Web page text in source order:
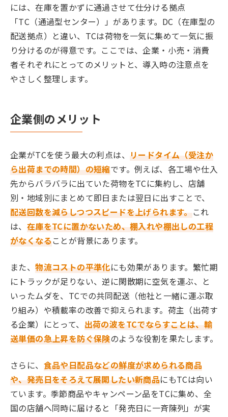
には、在庫を置かずに通過させて仕分ける拠点
「TC（通過型センター）」があります。DC（在庫型の
配送拠点）と違い、TCは荷物を一気に集めて一気に振
り分けるのが得意です。ここでは、企業・小売・消費
者それぞれにとってのメリットと、導入時の注意点を
やさしく整理します。
企業側のメリット
企業がTCを使う最大の利点は、 リードタイム（受注か
ら出荷までの時間）の短縮です。例えば、各工場や仕入
先からバラバラに出ていた荷物をTCに集約し、店舗
別・地域別にまとめて即日または翌日に出すことで、
配送回数を減らしつつスピードを上げられます。これ
は、 在庫をTCに置かないため、棚入れや棚出しの工程
がなくなることが背景にあります。
また、物流コストの平準化にも効果があります。繁忙期
にトラックが足りない、逆に閑散期に空気を運ぶ、と
いったムダを、TCでの共同配送（他社と一緒に運ぶ取
り組み）や積載率の改善で抑えられます。荷主（出荷す
る企業）にとって、 出荷の波をTCでならすことは、輸
送単価の急上昇を防ぐ保険のような役割を果たします。
さらに、 食品や日配品などの鮮度が求められる商品
や、発売日をそろえて展開したい新商品にもTCは向い
ています。季節商品やキャンペーン品をTCに集め、全
国の店舗へ同時に届けると「発売日に一斉陳列」が実